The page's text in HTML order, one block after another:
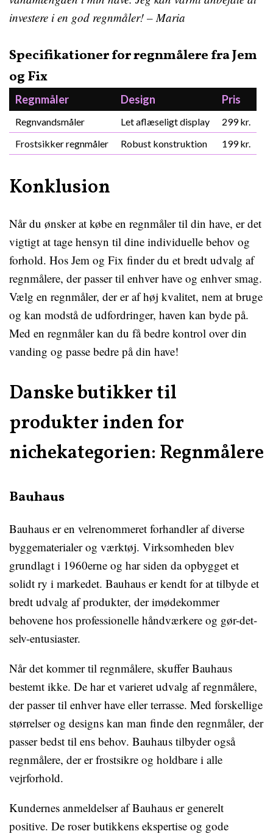
investere i en god regnmåler! – Maria
Specifikationer for regnmålere fra Jem
og Fix
Regnmåler Design Pris
Regnvandsmåler Let aflæseligt display
299 kr.
Frostsikker regnmåler
Robust konstruktion 199 kr.
Konklusion
Når du ønsker at købe en regnmåler til din have, er det
vigtigt at tage hensyn til dine individuelle behov og
forhold. Hos Jem og Fix finder du et bredt udvalg af
regnmålere, der passer til enhver have og enhver smag.
Vælg en regnmåler, der er af høj kvalitet, nem at bruge
og kan modstå de udfordringer, haven kan byde på.
Med en regnmåler kan du få bedre kontrol over din
vanding og passe bedre på din have!
Danske butikker til
produkter inden for
nichekategorien: Regnmålere
Bauhaus
Bauhaus er en velrenommeret forhandler af diverse
byggematerialer og værktøj. Virksomheden blev
grundlagt i 1960erne og har siden da opbygget et
solidt ry i markedet. Bauhaus er kendt for at tilbyde et
bredt udvalg af produkter, der imødekommer
behovene hos professionelle håndværkere og gør-det-
selv-entusiaster.
Når det kommer til regnmålere, skuffer Bauhaus
bestemt ikke. De har et varieret udvalg af regnmålere,
der passer til enhver have eller terrasse. Med forskellige
størrelser og designs kan man finde den regnmåler, der
passer bedst til ens behov. Bauhaus tilbyder også
regnmålere, der er frostsikre og holdbare i alle
vejrforhold.
Kundernes anmeldelser af Bauhaus er generelt
positive. De roser butikkens ekspertise og gode